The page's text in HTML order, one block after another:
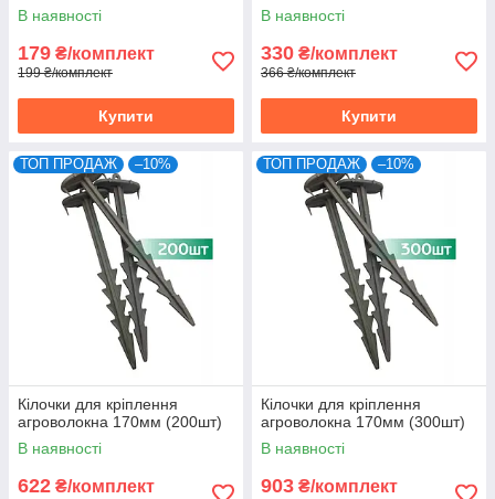
В наявності
179 ₴/комплект
199 ₴/комплект
Купити
В наявності
330 ₴/комплект
366 ₴/комплект
Купити
ТОП ПРОДАЖ –10%
Кілочки для кріплення
агроволокна 170мм (200шт)
В наявності
622 ₴/комплект
ТОП ПРОДАЖ –10%
Кілочки для кріплення
агроволокна 170мм (300шт)
В наявності
903 ₴/комплект